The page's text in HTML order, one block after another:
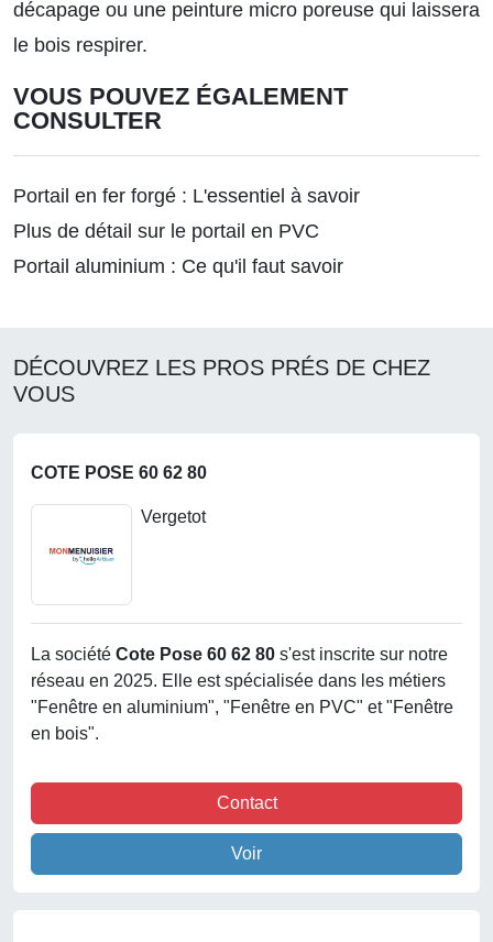
décapage ou une peinture micro poreuse qui laissera
le bois respirer.
VOUS POUVEZ ÉGALEMENT
CONSULTER
Portail en fer forgé : L'essentiel à savoir
Plus de détail sur le portail en PVC
Portail aluminium : Ce qu'il faut savoir
DÉCOUVREZ LES PROS PRÉS DE CHEZ
VOUS
COTE POSE 60 62 80
Vergetot
La société Cote Pose 60 62 80 s'est inscrite sur notre
réseau en 2025. Elle est spécialisée dans les métiers
"Fenêtre en aluminium", "Fenêtre en PVC" et "Fenêtre
en bois".
Contact
Voir